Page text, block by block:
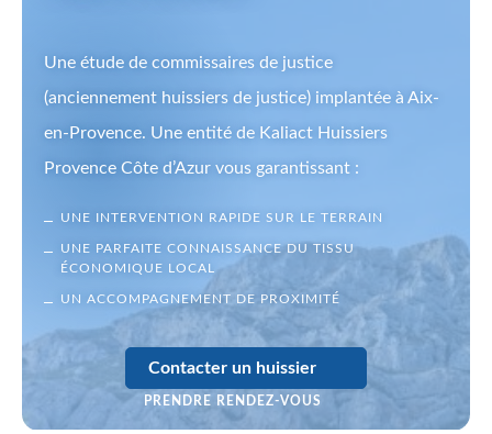
Une étude de commissaires de justice
(anciennement huissiers de justice) implantée à Aix-
en-Provence. Une entité de Kaliact Huissiers
Provence Côte d’Azur vous garantissant :
UNE INTERVENTION RAPIDE SUR LE TERRAIN
UNE PARFAITE CONNAISSANCE DU TISSU
ÉCONOMIQUE LOCAL
UN ACCOMPAGNEMENT DE PROXIMITÉ
Contacter un huissier
PRENDRE RENDEZ-VOUS